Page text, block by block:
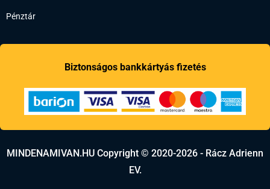
Pénztár
Biztonságos bankkártyás fizetés
MINDENAMIVAN.HU Copyright © 2020-2026 - Rácz Adrienn
EV.